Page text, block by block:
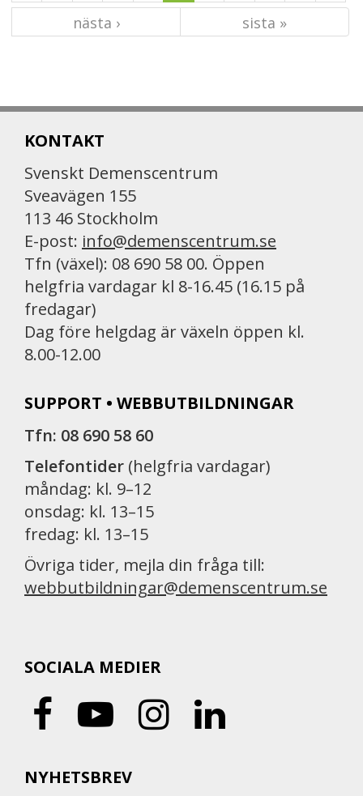
nästa ›
sista »
KONTAKT
Svenskt Demenscentrum
Sveavägen 155
113 46 Stockholm
E-post: info@demenscentrum.se
Tfn (växel): 08 690 58 00. Öppen
helgfria vardagar kl 8-16.45 (16.15 på
fredagar)
Dag före helgdag är växeln öppen kl.
8.00-12.00
SUPPORT • WEBBUTBILDNINGAR
Tfn: 08 690 58 60
Telefontider (helgfria vardagar)
måndag: kl. 9–12
onsdag: kl. 13–15
fredag: kl. 13–15
Övriga tider, mejla din fråga till:
webbutbildningar@demenscentrum.se
SOCIALA MEDIER
NYHETSBREV